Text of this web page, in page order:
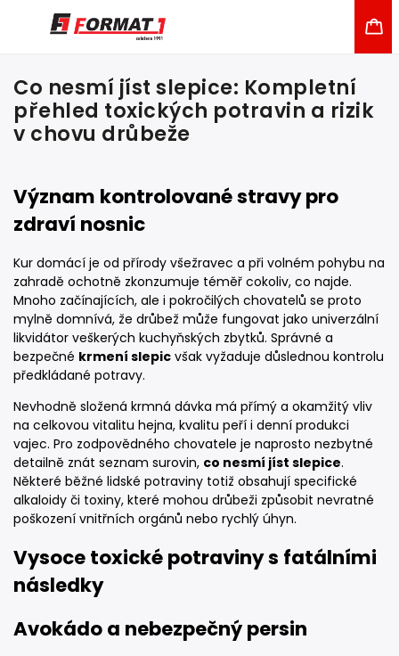
Co nesmí jíst slepice: Kompletní
přehled toxických potravin a rizik
v chovu drůbeže
Význam kontrolované stravy pro
zdraví nosnic
Kur domácí je od přírody všežravec a při volném pohybu na
zahradě ochotně zkonzumuje téměř cokoliv, co najde.
Mnoho začínajících, ale i pokročilých chovatelů se proto
mylně domnívá, že drůbež může fungovat jako univerzální
likvidátor veškerých kuchyňských zbytků. Správné a
bezpečné krmení slepic však vyžaduje důslednou kontrolu
předkládané potravy.
Nevhodně složená krmná dávka má přímý a okamžitý vliv
na celkovou vitalitu hejna, kvalitu peří i denní produkci
vajec. Pro zodpovědného chovatele je naprosto nezbytné
detailně znát seznam surovin, co nesmí jíst slepice.
Některé běžné lidské potraviny totiž obsahují specifické
alkaloidy či toxiny, které mohou drůbeži způsobit nevratné
poškození vnitřních orgánů nebo rychlý úhyn.
Vysoce toxické potraviny s fatálními
následky
Avokádo a nebezpečný persin